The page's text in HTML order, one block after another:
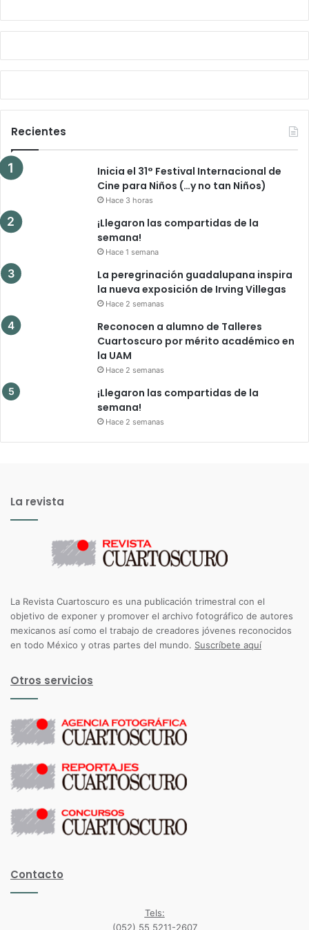
Recientes
Inicia el 31° Festival Internacional de
Cine para Niños (…y no tan Niños)
Hace 3 horas
¡Llegaron las compartidas de la
semana!
Hace 1 semana
La peregrinación guadalupana inspira
la nueva exposición de Irving Villegas
Hace 2 semanas
Reconocen a alumno de Talleres
Cuartoscuro por mérito académico en
la UAM
Hace 2 semanas
¡Llegaron las compartidas de la
semana!
Hace 2 semanas
La revista
La Revista Cuartoscuro es una publicación trimestral con el
objetivo de exponer y promover el archivo fotográfico de autores
mexicanos así como el trabajo de creadores jóvenes reconocidos
en todo México y otras partes del mundo. Suscríbete aquí
Otros servicios
Contacto
Tels:
(052) 55 5211-2607